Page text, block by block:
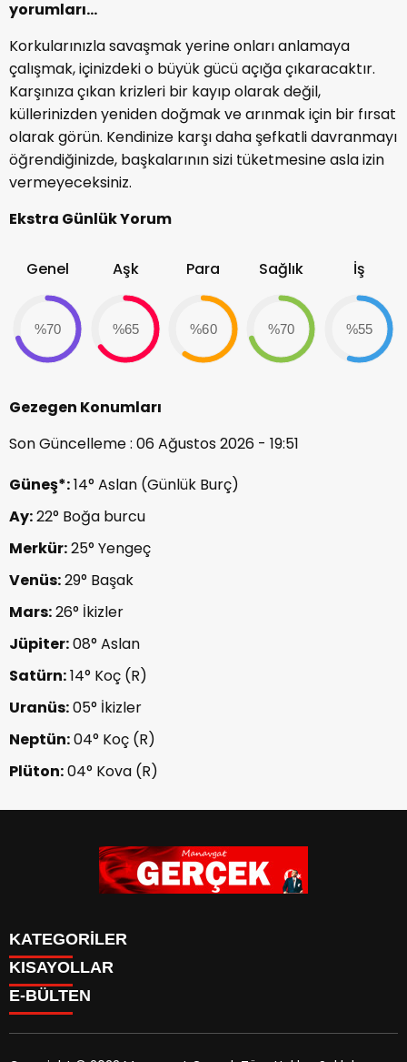
yorumları...
Korkularınızla savaşmak yerine onları anlamaya
çalışmak, içinizdeki o büyük gücü açığa çıkaracaktır.
Karşınıza çıkan krizleri bir kayıp olarak değil,
küllerinizden yeniden doğmak ve arınmak için bir fırsat
olarak görün. Kendinize karşı daha şefkatli davranmayı
öğrendiğinizde, başkalarının sizi tüketmesine asla izin
vermeyeceksiniz.
Ekstra Günlük Yorum
Genel
%70
Aşk
%65
Para
%60
Sağlık
%70
İş
%55
Gezegen Konumları
Son Güncelleme : 06 Ağustos 2026 - 19:51
Güneş*:14° Aslan (Günlük Burç)
Ay:22° Boğa burcu
Merkür:25° Yengeç
Venüs:29° Başak
Mars:26° İkizler
Jüpiter:08° Aslan
Satürn:14° Koç (R)
Uranüs:05° İkizler
Neptün:04° Koç (R)
Plüton:04° Kova (R)
KATEGORİLER
Siyaset
Eğitim
KISAYOLLAR
E-BÜLTEN